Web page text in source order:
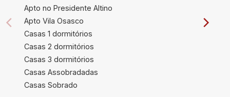
Apto no Presidente Altino
Apto Vila Osasco
Casas 1 dormitórios
Casas 2 dormitórios
Casas 3 dormitórios
Casas Assobradadas
Casas Sobrado